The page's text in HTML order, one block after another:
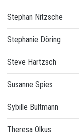
Stephan Nitzsche
Stephanie Döring
Steve Hartzsch
Susanne Spies
Sybille Bultmann
Theresa Olkus